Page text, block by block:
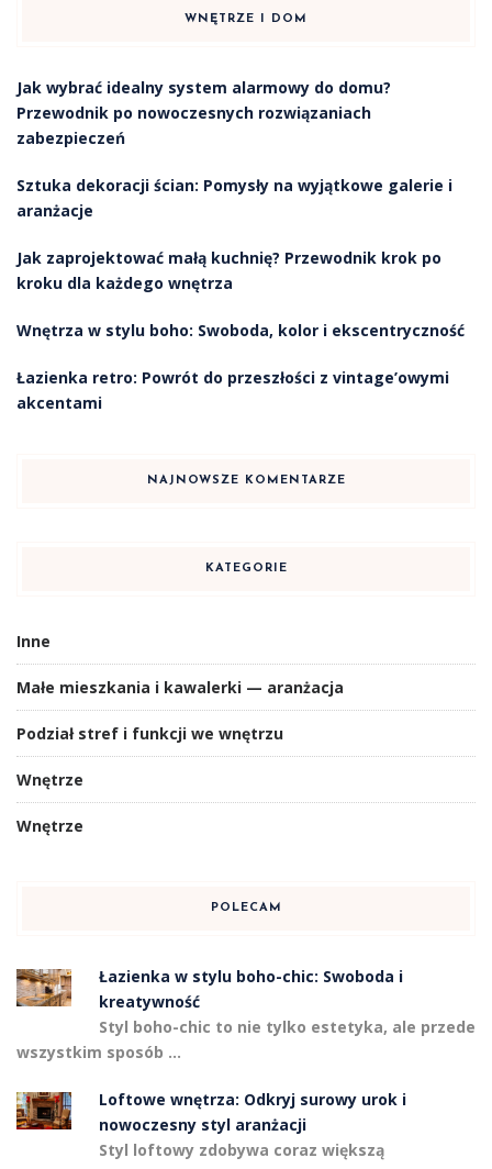
WNĘTRZE I DOM
Jak wybrać idealny system alarmowy do domu?
Przewodnik po nowoczesnych rozwiązaniach
zabezpieczeń
Sztuka dekoracji ścian: Pomysły na wyjątkowe galerie i
aranżacje
Jak zaprojektować małą kuchnię? Przewodnik krok po
kroku dla każdego wnętrza
Wnętrza w stylu boho: Swoboda, kolor i ekscentryczność
Łazienka retro: Powrót do przeszłości z vintage’owymi
akcentami
NAJNOWSZE KOMENTARZE
KATEGORIE
Inne
Małe mieszkania i kawalerki — aranżacja
Podział stref i funkcji we wnętrzu
Wnętrze
Wnętrze
POLECAM
Łazienka w stylu boho-chic: Swoboda i
kreatywność
Styl boho-chic to nie tylko estetyka, ale przede
wszystkim sposób …
Loftowe wnętrza: Odkryj surowy urok i
nowoczesny styl aranżacji
Styl loftowy zdobywa coraz większą